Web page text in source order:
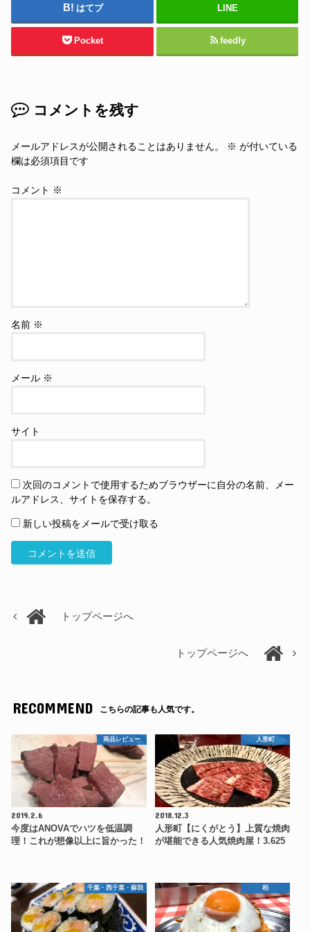
はてブ LINE
Pocket feedly
コメントを残す
メールアドレスが公開されることはありません。 ※ が付いている
欄は必須項目です
コメント ※
名前 ※
メール ※
サイト
次回のコメントで使用するためブラウザーに自分の名前、メー
ルアドレス、サイトを保存する。
新しい投稿をメールで受け取る
トップページへ
トップページへ
RECOMMEND こちらの記事も人気です。
商品レビュー
2019.2.6
今度はANOVAでハツを低温調
理！これが想像以上に旨かった！
人形町
2018.12.3
人形町【にくがとう】上質な焼肉
が堪能できる人気焼肉屋！3.625
千葉・西千葉・蘇我 柏